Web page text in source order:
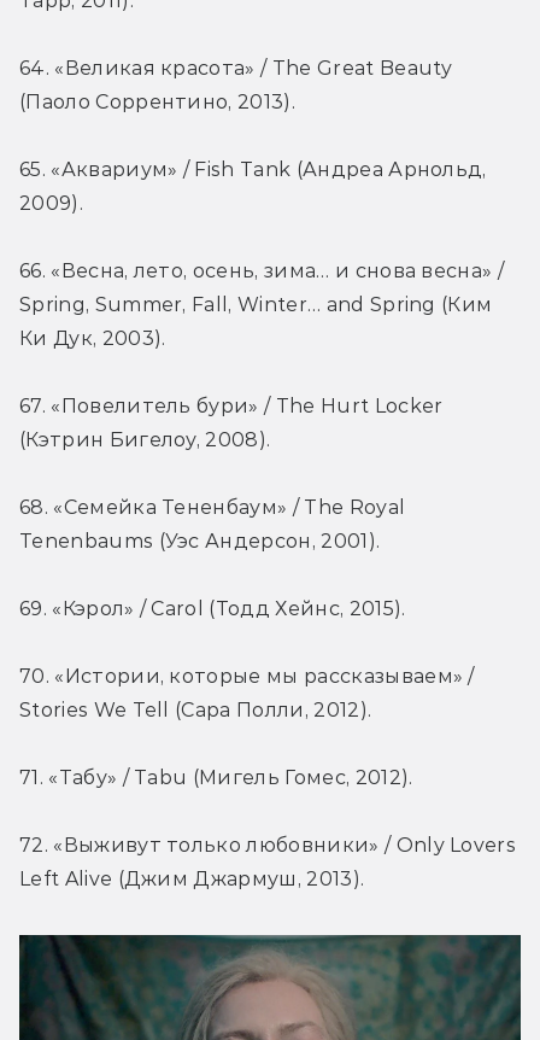
64. «Великая красота» / The Great Beauty
(Паоло Соррентино, 2013).
65. «Аквариум» / Fish Tank (Андреа Арнольд,
2009).
66. «Весна, лето, осень, зима… и снова весна» /
Spring, Summer, Fall, Winter… and Spring (Ким
Ки Дук, 2003).
67. «Повелитель бури» / The Hurt Locker
(Кэтрин Бигелоу, 2008).
68. «Семейка Тененбаум» / The Royal
Tenenbaums (Уэс Андерсон, 2001).
69. «Кэрол» / Carol (Тодд Хейнс, 2015).
70. «Истории, которые мы рассказываем» /
Stories We Tell (Сара Полли, 2012).
71. «Табу» / Tabu (Мигель Гомес, 2012).
72. «Выживут только любовники» / Only Lovers
Left Alive (Джим Джармуш, 2013).